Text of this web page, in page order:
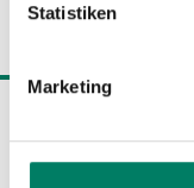
Statistiken
Marketing